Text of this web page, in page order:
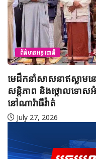
ព័ត៌មានអន្តរជាតិ
មេដឹកនាំសាសនាឥស្លាម
សន្តិភាព និងថ្កោលទោសអំ
នៅណារ៉ាធីវ៉ាត់
July 27, 2026